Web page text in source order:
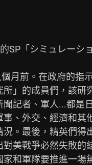
SP「シミュレーシ
月前。在政府的指
」的成員們，該研
記者、軍人...都是
、外交、經濟和其
。最後，精英們得
美戰爭必然失敗的
和軍隊要推進一場